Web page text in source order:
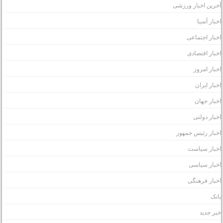
اخبار ورزشی
آسیا
اجتماعی
اقتصادی
امروز
ایران
جهان
دولتی
رئیس جمهور
سیاست
سیاسی
فرهنگی
جدید